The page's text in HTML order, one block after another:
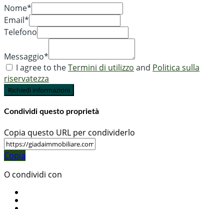
Nome*
Email*
Telefono
Messaggio*
I agree to theTermini di utilizzo and Politica sulla
riservatezza
Richiedi informazioni
Condividi questo proprietà
Copia questo URL per condividerlo
Copia
O condividi con